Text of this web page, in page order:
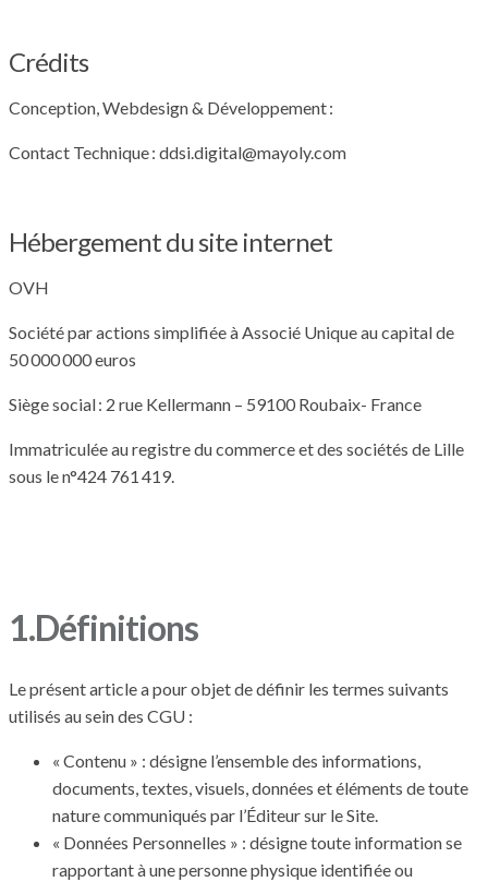
Crédits
Conception, Webdesign & Développement :
Contact Technique : ddsi.digital@mayoly.com
Hébergement du site internet
OVH
Société par actions simplifiée à Associé Unique au capital de
50 000 000 euros
Siège social : 2 rue Kellermann – 59100 Roubaix- France
Immatriculée au registre du commerce et des sociétés de Lille
sous le n°424 761 419.
1.Définitions
Le présent article a pour objet de définir les termes suivants
utilisés au sein des CGU :
« Contenu » : désigne l’ensemble des informations,
documents, textes, visuels, données et éléments de toute
nature communiqués par l’Éditeur sur le Site.
« Données Personnelles » : désigne toute information se
rapportant à une personne physique identifiée ou